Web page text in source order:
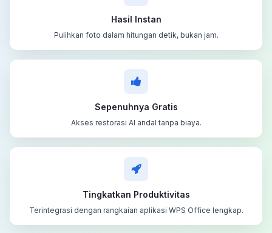
Hasil Instan
Pulihkan foto dalam hitungan detik, bukan jam.
Sepenuhnya Gratis
Akses restorasi AI andal tanpa biaya.
Tingkatkan Produktivitas
Terintegrasi dengan rangkaian aplikasi WPS Office lengkap.